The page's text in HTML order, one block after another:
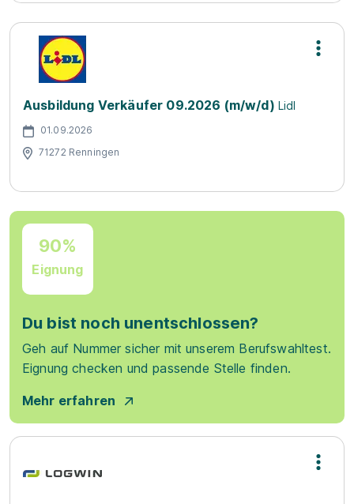
Ausbildung Verkäufer 09.2026 (m/w/d) Lidl
01.09.2026
71272 Renningen
90%
Eignung
Du bist noch unentschlossen?
Geh auf Nummer sicher mit unserem Berufswahltest.
Eignung checken und passende Stelle finden.
Mehr erfahren